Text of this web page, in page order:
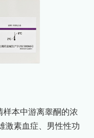
本中游离睾酮的浓
激素血症、男性性功